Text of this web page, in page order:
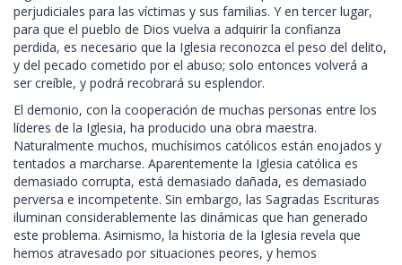
perjudiciales para las víctimas y sus familias. Y en tercer lugar,
para que el pueblo de Dios vuelva a adquirir la confianza
perdida, es necesario que la Iglesia reconozca el peso del delito,
y del pecado cometido por el abuso; solo entonces volverá a
ser creíble, y podrá recobrará su esplendor.
El demonio, con la cooperación de muchas personas entre los
líderes de la Iglesia, ha producido una obra maestra.
Naturalmente muchos, muchísimos católicos están enojados y
tentados a marcharse. Aparentemente la Iglesia católica es
demasiado corrupta, está demasiado dañada, es demasiado
perversa e incompetente. Sin embargo, las Sagradas Escrituras
iluminan considerablemente las dinámicas que han generado
este problema. Asimismo, la historia de la Iglesia revela que
hemos atravesado por situaciones peores, y hemos